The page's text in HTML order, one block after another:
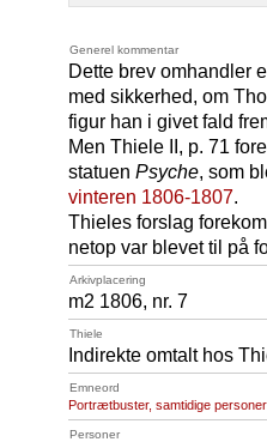
Generel kommentar
Dette brev omhandler
med sikkerhed, om
figur han i givet fald
Men Thiele II, p. 71
statuen Psyche, som
vinteren 1806-1807.
Thieles forslag
netop var blevet til på
Arkivplacering
m2 1806, nr. 7
Thiele
Indirekte omtalt hos
Emneord
Portrætbuster, samtidige personer
Personer